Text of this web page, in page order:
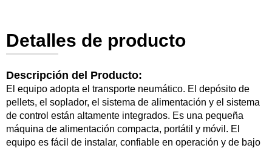
Detalles de producto
Descripción del Producto:
El equipo adopta el transporte neumático. El depósito de
pellets, el soplador, el sistema de alimentación y el sistema
de control están altamente integrados. Es una pequeña
máquina de alimentación compacta, portátil y móvil. El
equipo es fácil de instalar, confiable en operación y de bajo